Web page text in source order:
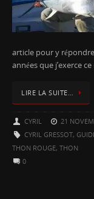
article pour y
années que j’exerce
LIRE LA SUITE…
CYRIL 21
CYRIL GRESSOT,
THON ROUGE, THON
0